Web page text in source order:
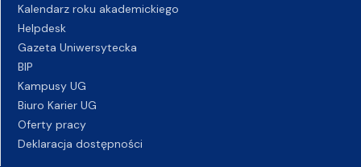
Kalendarz roku akademickiego
Helpdesk
Gazeta Uniwersytecka
BIP
Kampusy UG
Biuro Karier UG
Oferty pracy
Deklaracja dostępności